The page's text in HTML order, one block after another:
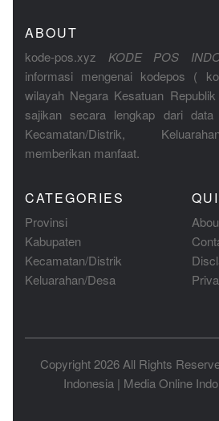
ABOUT
kode-pos.xyz KODE POS
informasi mengenai kodepos (
wilayah Negara Kesatuan
sajikan secara lengkap dari data
Kecamatan/Distrik,
memberikan manfaat.
CATEGORIES
Provinsi
Kabupaten
Kecamatan/Distrik
Keluarahan/Desa
Copyright 2026 All Rights
Indonesia| Media Online